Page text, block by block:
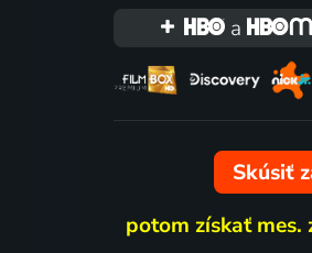
a
Skúsiť
potom získať mes.